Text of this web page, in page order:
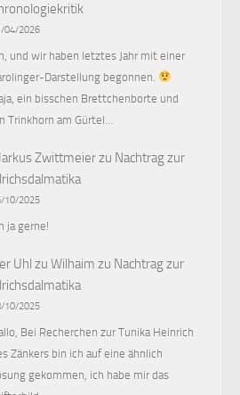
04/2026
und wir haben letztes Jahr mit einer
Darstellung begonnen.
ein bisschen Brettchenborte und
Trinkhorn am Gürtel…
Zwittmeierzu Nachtrag zur
10/2025
ja gerne!
Uhl zu Wilhaim zu Nachtrag zur
10/2025
Bei Recherchen zur Tunika Heinrich
Zänkers bin ich auf eine ähnlich
gekommen, ich habe mir das